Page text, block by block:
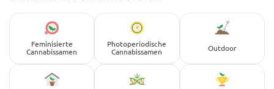
Feminisierte
Cannabissamen
Photoperiodische
Cannabissamen
Outdoor